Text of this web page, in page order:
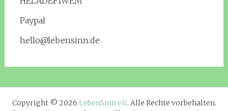
Paypal
hello@lebensinn.de
Copyright © 2026 LebenSinn e.V.. Alle Rechte vorbehalten.